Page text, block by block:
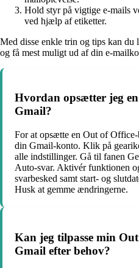
Hold styr på vigtige e-mails
ved hjælp af etiketter.
Med disse enkle trin og tips kan
og få mest muligt ud af din e-
Hvordan opsætter jeg
Gmail?
For at opsætte en Out of
din Gmail-konto. Klik på
alle indstillinger. Gå til fanen
Auto-svar. Aktivér funktionen
svarbesked samt start- og
Husk at gemme ændringerne.
Kan jeg tilpasse min
Gmail efter behov?